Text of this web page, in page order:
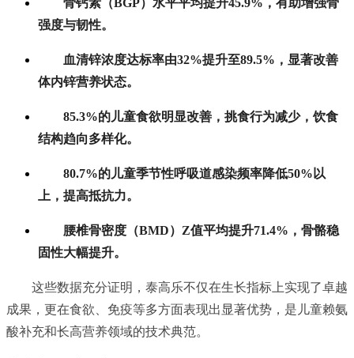
骨钙素（BGP）水平平均提升45.9%，有助增强骨
强度与韧性。
血清锌浓度达标率由32%提升至89.5%，显著改善
体内锌营养状态。
85.3%的儿童食欲明显改善，挑食行为减少，饮食
结构趋向多样化。
80.7%的儿童季节性呼吸道感染频率降低50%以
上，提高抵抗力。
腰椎骨密度（BMD）Z值平均提升71.4%，骨骼稳
固性大幅提升。
这些数据充分证明，泰高乐不仅在生长指标上实现了卓越
成果，更在食欲、免疫等多方面表现出显著优势，是儿童赖氨
酸补充和长高营养领域的技术典范。